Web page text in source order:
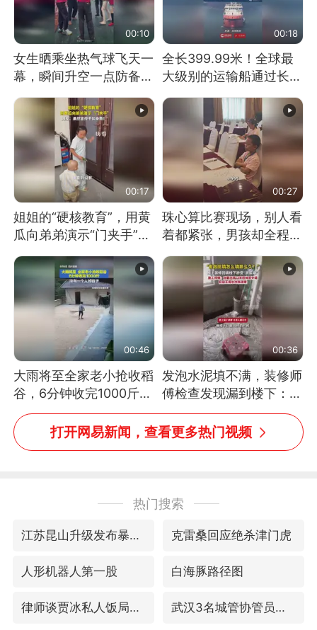
00:10
女生晒乘坐热气球飞天一
幕，瞬间升空一点防备都
00:18
全长399.99米！全球最
大级别的运输船通过长江
00:17
姐姐的“硬核教育”，用黄
瓜向弟弟演示“门夹手”，
教！
00:27
珠心算比赛现场，别人看
着都紧张，男孩却全程气
拿下冠军。网友：这淡定
的样子，一看就是有实
力！（人民日报）
00:46
大雨将至全家老小抢收稻
谷，6分钟收完1000斤，
没有一个人掉链子
00:36
发泡水泥填不满，装修师
傅检查发现漏到楼下：出
风口未延伸到外墙
打开网易新闻，查看更多热门视频
热门搜索
江苏昆山升级发布暴雨红警 克雷桑回应绝杀津门虎
人形机器人第一股 白海豚路径图
律师谈贾冰私人饭局被偷拍 武汉3名城管协管员殴打摊主被刑拘